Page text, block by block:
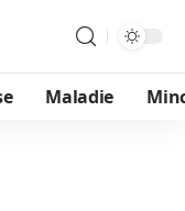
Maladie